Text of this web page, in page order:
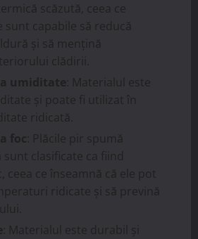
scăzută, ceea ce
sunt capabile să reducă
și să mențină
clădirii.
umiditate : Materialul este
și poate fi utilizat în
ridicată.
foc : Plăcile pir spumă
clasificate ca fiind
ceea ce înseamnă că ele pot
ridicate și să prevină
: Materialul este durabil și